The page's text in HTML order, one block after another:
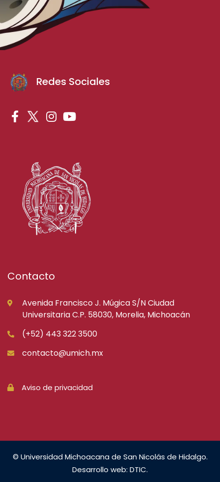
Redes Sociales
Contacto
Avenida Francisco J. Múgica S/N Ciudad
Universitaria C.P. 58030, Morelia, Michoacán
(+52) 443 322 3500
contacto@umich.mx
Aviso de privacidad
© Universidad Michoacana de San Nicolás de Hidalgo.
Desarrollo web: DTIC.